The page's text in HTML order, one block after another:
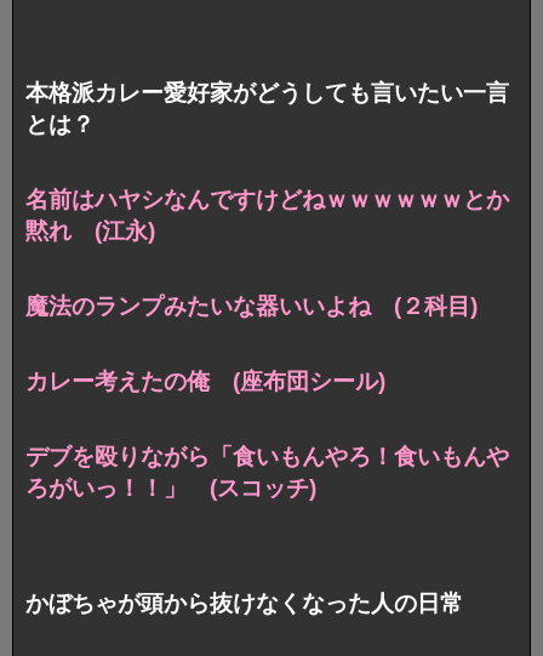
本格派カレー愛好家がどうしても言いたい一言
とは？
名前はハヤシなんですけどねｗｗｗｗｗｗとか
黙れ (江永)
魔法のランプみたいな器いいよね (２科目)
カレー考えたの俺 (座布団シール)
デブを殴りながら「食いもんやろ！食いもんや
ろがいっ！！」 (スコッチ)
かぼちゃが頭から抜けなくなった人の日常